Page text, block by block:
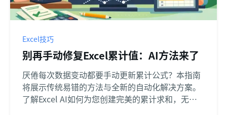
Excel技巧
别再手动修复Excel累计值：AI方法来了
厌倦每次数据变动都要手动更新累计公式？本指南
将展示传统易错的方法与全新的自动化解决方案。
了解Excel AI如何为您创建完美的累计求和，无需